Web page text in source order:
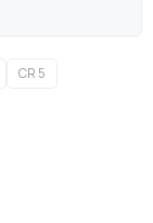
CR 5